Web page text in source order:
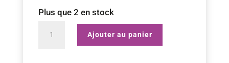
Plus que 2 en stock
Ajouter au panier